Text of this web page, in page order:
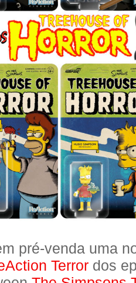
pré-venda uma
Terror dos